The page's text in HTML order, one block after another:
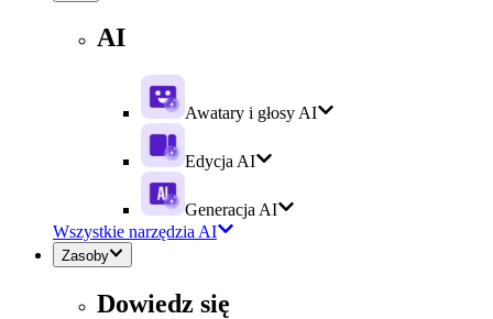
AI
Awatary i głosy AI
Edycja AI
Generacja AI
Wszystkie narzędzia AI
Zasoby
Dowiedz się